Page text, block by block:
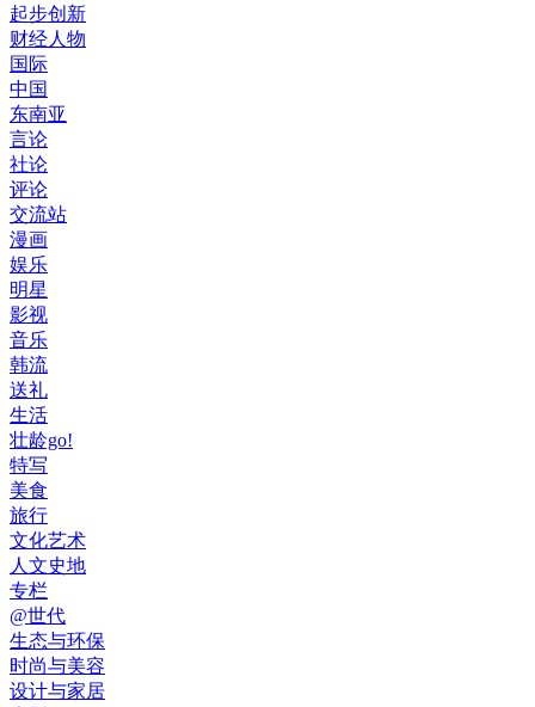
起步创新
财经人物
国际
中国
东南亚
言论
社论
评论
交流站
漫画
娱乐
明星
影视
音乐
韩流
送礼
生活
壮龄go!
特写
美食
旅行
文化艺术
人文史地
专栏
@世代
生态与环保
时尚与美容
设计与家居